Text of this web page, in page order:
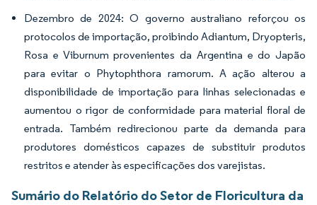
Dezembro de 2024: O governo australiano reforçou os
protocolos de importação, proibindo Adiantum, Dryopteris,
Rosa e Viburnum provenientes da Argentina e do Japão
para evitar o Phytophthora ramorum. A ação alterou a
disponibilidade de importação para linhas selecionadas e
aumentou o rigor de conformidade para material floral de
entrada. Também redirecionou parte da demanda para
produtores domésticos capazes de substituir produtos
restritos e atender às especificações dos varejistas.
Sumário do Relatório do Setor de Floricultura da